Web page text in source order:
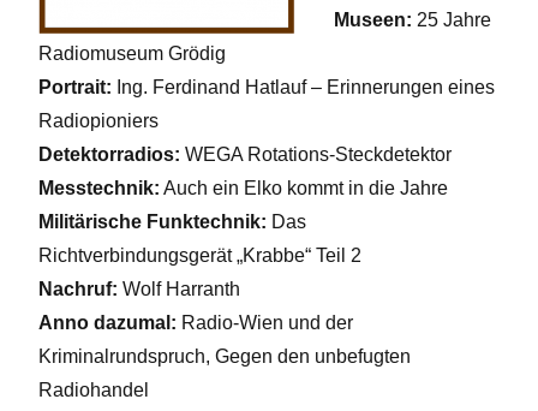
Museen: 25 Jahre
Radiomuseum Grödig
Portrait: Ing. Ferdinand Hatlauf – Erinnerungen eines
Radiopioniers
Detektorradios: WEGA Rotations-Steckdetektor
Messtechnik: Auch ein Elko kommt in die Jahre
Militärische Funktechnik: Das
Richtverbindungsgerät „Krabbe“ Teil 2
Nachruf: Wolf Harranth
Anno dazumal: Radio-Wien und der
Kriminalrundspruch, Gegen den unbefugten
Radiohandel